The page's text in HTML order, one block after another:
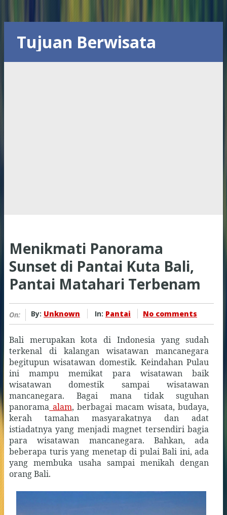
Tujuan Berwisata
Menikmati Panorama
Sunset di Pantai Kuta Bali,
Pantai Matahari Terbenam
By: Unknown
On: In: Pantai No comments
Bali merupakan kota di Indonesia yang sudah
terkenal di kalangan wisatawan mancanegara
begitupun wisatawan domestik. Keindahan Pulau
ini mampu memikat para wisatawan baik
wisatawan domestik sampai wisatawan
mancanegara. Bagai mana tidak suguhan
panorama alam, berbagai macam wisata, budaya,
kerah tamahan masyarakatnya dan adat
istiadatnya yang menjadi magnet tersendiri bagia
para wisatawan mancanegara. Bahkan, ada
beberapa turis yang menetap di pulai Bali ini, ada
yang membuka usaha sampai menikah dengan
orang Bali.